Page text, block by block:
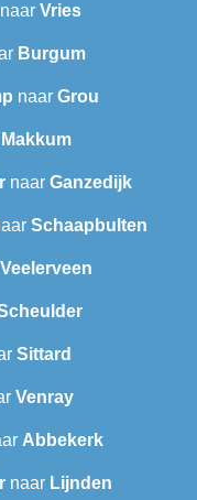
naar Vries
Burgum
naar Grou
Makkum
naar Ganzedijk
Schaapbulten
Veelerveen
Sittard
Venray
Abbekerk
naar Lijnden